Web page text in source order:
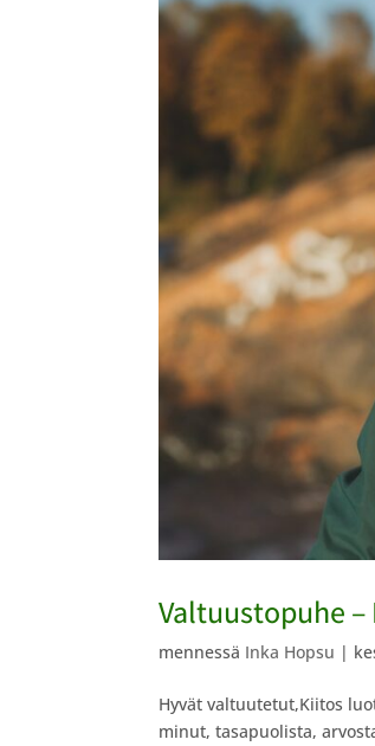
Valtuustopuhe
mennessä Inka Hopsu |
Hyvät valtuutetut,Kiitos
minut, tasapuolista,